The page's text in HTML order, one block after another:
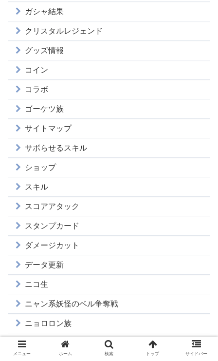
ガシャ結果
クリスタルレジェンド
グッズ情報
コイン
コラボ
ゴーケツ族
サイトマップ
サボらせるスキル
ショップ
スキル
スコアアタック
スタンプカード
ダメージカット
データ更新
ニコ生
ニャン系妖怪のベル争奪戦
ニョロロン族
ハグレ族
メニュー ホーム 検索 トップ サイドバー